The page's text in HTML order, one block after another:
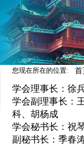
您现在所在的位置: 首
学会理事长：徐
学会副理事长：
科、胡杨成
学会秘书长：祝
副秘书长：季春